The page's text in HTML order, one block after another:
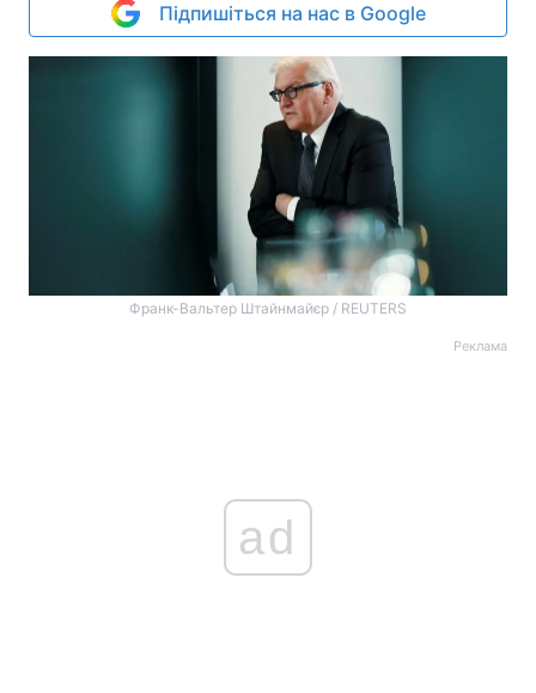
Підпишіться на нас в Google
Франк-Вальтер Штайнмайєр / REUTERS
Реклама
ad